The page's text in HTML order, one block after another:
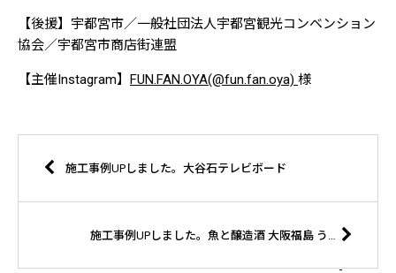
【後援】宇都宮市／一般社団法人宇都宮観光コンベンション
協会／宇都宮市商店街連盟
【主催Instagram】 FUN.FAN.OYA(@fun.fan.oya) 様
施工事例UPしました。大谷石テレビボード